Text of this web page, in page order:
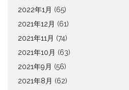
2022年1月 (65)
2021年12月 (61)
2021年11月 (74)
2021年10月 (63)
2021年9月 (56)
2021年8月 (62)